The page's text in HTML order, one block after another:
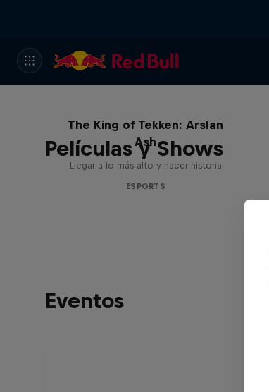
Películas y Shows
The King of Tekken: Arslan
Ash
Llegar a lo más alto y hacer historia
ESPORTS
Eventos